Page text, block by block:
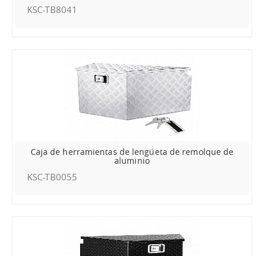
KSC-TB8041
Caja de herramientas de lengüeta de remolque de
aluminio
KSC-TB0055